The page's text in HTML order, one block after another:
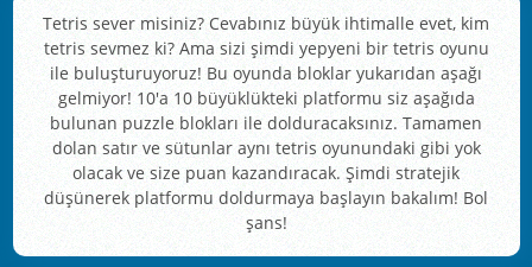
Tetris sever misiniz? Cevabınız büyük ihtimalle evet, kim
tetris sevmez ki? Ama sizi şimdi yepyeni bir tetris oyunu
ile buluşturuyoruz! Bu oyunda bloklar yukarıdan aşağı
gelmiyor! 10'a 10 büyüklükteki platformu siz aşağıda
bulunan puzzle blokları ile dolduracaksınız. Tamamen
dolan satır ve sütunlar aynı tetris oyunundaki gibi yok
olacak ve size puan kazandıracak. Şimdi stratejik
düşünerek platformu doldurmaya başlayın bakalım! Bol
şans!